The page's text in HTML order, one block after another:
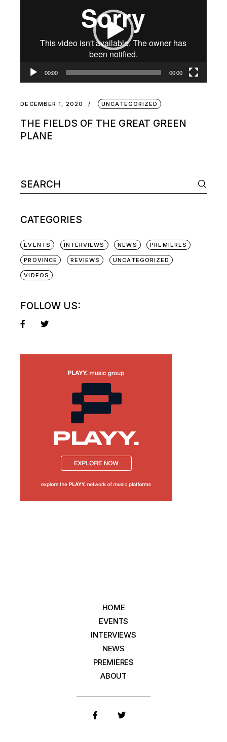
00:00 00:00
DECEMBER 1, 2020 UNCATEGORIZED
THE FIELDS OF THE GREAT GREEN
PLANE
CATEGORIES
EVENTS INTERVIEWS NEWS PREMIERES
PROVINCE REVIEWS UNCATEGORIZED
VIDEOS
FOLLOW US:
HOME
EVENTS
INTERVIEWS
NEWS
PREMIERES
ABOUT